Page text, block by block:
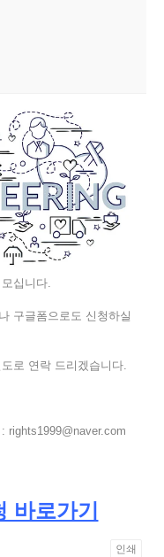
십니다.
구글폼으로도 신청하실
로 연락 드리겠습니다.
rights1999@naver.com
바로가기
인쇄